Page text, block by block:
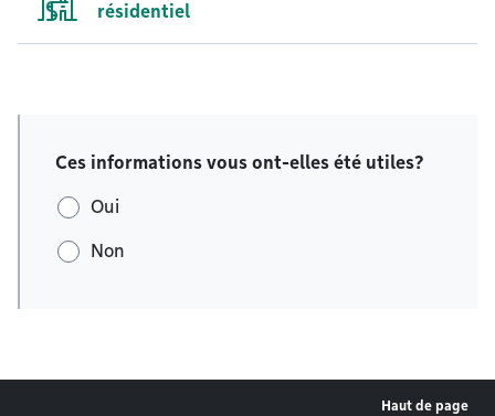
résidentiel
Ces informations vous ont-elles été utiles?
Oui
Non
Haut de page